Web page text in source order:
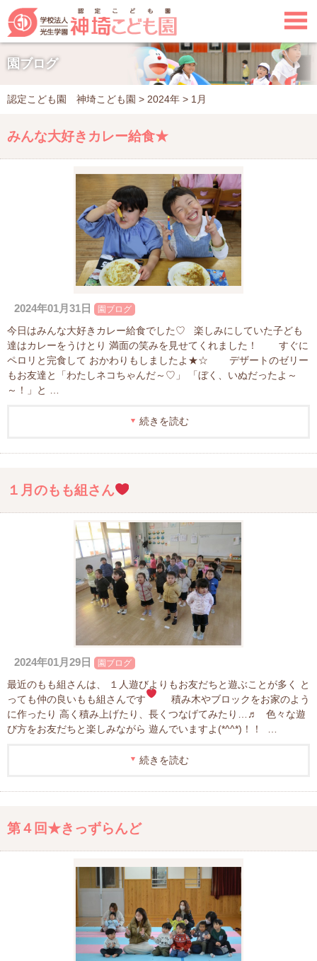

園ブログ
認定こども園 神埼こども園 > 2024年 > 1月
みんな大好きカレー給食★
2024年01月31日 園ブログ
今日はみんな大好きカレー給食でした♡ 楽しみにしていた子ども
達はカレーをうけとり 満面の笑みを見せてくれました！ すぐに
ペロリと完食して おかわりもしましたよ★☆ デザートのゼリー
もお友達と「わたしネコちゃんだ～♡」 「ぼく、いぬだったよ～
～！」と …
続きを読む
１月のもも組さん
2024年01月29日 園ブログ
最近のもも組さんは、 １人遊びよりもお友だちと遊ぶことが多く と
っても仲の良いもも組さんです
積み木やブロックをお家のよう
に作ったり 高く積み上げたり、長くつなげてみたり…♬ 色々な遊
び方をお友だちと楽しみながら 遊んでいますよ(*^^*)！！ …
続きを読む
第４回★きっずらんど